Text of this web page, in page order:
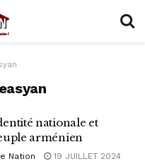
nationale et
arménien
Nation
19 JUILLET 2024